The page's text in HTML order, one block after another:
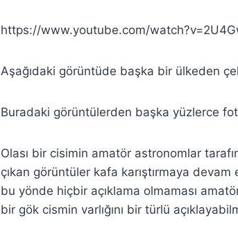
https://www.youtube.com/
Aşağıdaki görüntüde başka bir ülkeden
Buradaki görüntülerden başka yüzlerce
Olası bir cisimin amatör astronomlar
çıkan görüntüler kafa karıştırmaya
bu yönde hiçbir açıklama olmaması
bir gök cismin varlığını bir türlü